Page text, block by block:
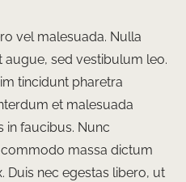
vel malesuada. Nulla
augue, sed vestibulum leo.
tincidunt pharetra
et malesuada
in faucibus. Nunc
massa dictum
Duis nec egestas libero, ut